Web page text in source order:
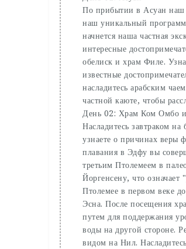
По прибытии в Асуан наш
наш уникальный
начнется наша частная
интересные
обелиск и храм Филе.
известные
насладитесь арабским
частной каюте, чтобы
День 02: Храм Ком Омбо
Насладитесь завтраком
узнаете о причинах веры
плавания в Эдфу вы
третьим Птолемеем в
Йоргенсену, что
Птолемее в первом веке
Эсна. После посещения
путем для поддержания
воды на другой стороне.
видом на Нил.